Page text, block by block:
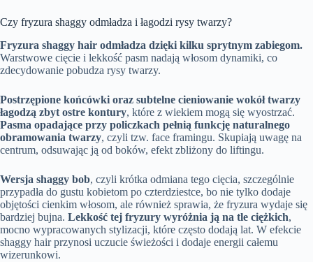
Czy fryzura shaggy odmładza i łagodzi rysy twarzy?
Fryzura shaggy hair odmładza dzięki kilku sprytnym zabiegom.
Warstwowe cięcie i lekkość pasm nadają włosom dynamiki, co
zdecydowanie pobudza rysy twarzy.
Postrzępione końcówki oraz subtelne cieniowanie wokół twarzy
łagodzą zbyt ostre kontury, które z wiekiem mogą się wyostrzać.
Pasma opadające przy policzkach pełnią funkcję naturalnego
obramowania twarzy, czyli tzw. face framingu. Skupiają uwagę na
centrum, odsuwając ją od boków, efekt zbliżony do liftingu.
Wersja shaggy bob, czyli krótka odmiana tego cięcia, szczególnie
przypadła do gustu kobietom po czterdziestce, bo nie tylko dodaje
objętości cienkim włosom, ale również sprawia, że fryzura wydaje się
bardziej bujna. Lekkość tej fryzury wyróżnia ją na tle ciężkich,
mocno wypracowanych stylizacji, które często dodają lat. W efekcie
shaggy hair przynosi uczucie świeżości i dodaje energii całemu
wizerunkowi.